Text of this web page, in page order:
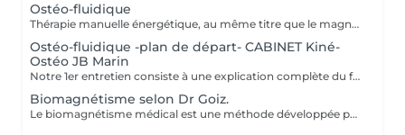
Ostéo-fluidique
Thérapie manuelle énergétique, au même titre que le magnétisme, à la différence que celui-ci permet un décodage biologique et permet la libération émotionnelle. L'ostéofluidique permet de travailler directement sur l'énergie des os, articulations, organes, glandes et de tous les systèmes énergétiques du corps, sans aucune manipulation ni cracking. Mon travail consiste à mettre en lumière ces blocages et de les libérer. À la rencontre des maux et mots. - douleurs. - traumas. - blocages physiques et émotionnels. -
Ostéo-fluidique -plan de départ- CABINET Kiné-
Ostéo JB Marin
Notre 1er entretien consiste à une explication complète du fonctionne de l'Ostéofluidique ainsi que de voir notre plan d'action et le nombre de séance à fixer selon votre problématique.
Biomagnétisme selon Dr Goiz.
Le biomagnétisme médical est une méthode développée par le Dr Isaac Goiz Durán, qui utilise des paires d'aimants pour rééquilibrer le pH du corps et soutenir son processus naturel d'auto-régulation. Comment ça fonctionne ? Chaque organe possède une fréquence énergétique spécifique. Lorsqu'un déséquilibre apparaît (stress, émotions, virus, bactéries, champignons), cela modifie localement le pH du corps. En appliquant des aimants sur des points précis, on restaure cet équilibre, ce qui favorise le bon fonctionnement des systèmes internes. Pourquoi consulter ? Le biomagnétisme peut accompagner l'organisme dans de nombreuses situations : fatigue chronique, stress, troubles du sommeil douleurs physiques, troubles digestifs déséquilibres hormonaux ou émotionnels baisse d'énergie, récupération lente Et la science dans tout ça ? Des études en biophysique et en médecine énergétique ont montré que les champs magnétiques peuvent influencer certaines fonctions biologiques, notamment la circulation ionique, la microcirculation et la réponse cellulaire. Le biomagnétisme s'appuie sur ces bases pour proposer une approche douce et complémentaire. Bien que la recherche soit encore en développement, de plus en plus de praticiens et de patients constatent des résultats positifs et durables. Formée par le Dr Enrique de Juin Gonzales de Castejón, élève direct du Dr Goiz, je pratique cette méthode avec précision et bienveillance pour vous accompagner vers un mieux-être global. Une technique naturelle, non invasive et complémentaire, qui agit sur les causes profondes du déséquilibre.